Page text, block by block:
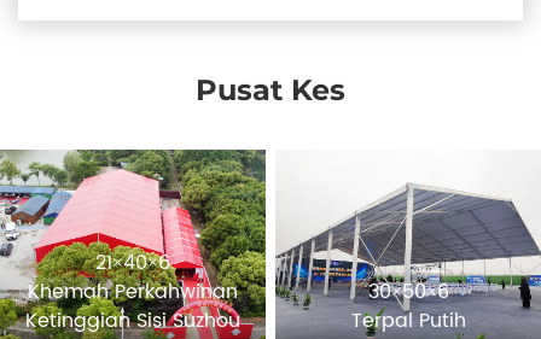
Pusat Kes
21×40×6
Khemah Perkahwinan
Ketinggian Sisi Suzhou
30×50×6
Terpal Putih